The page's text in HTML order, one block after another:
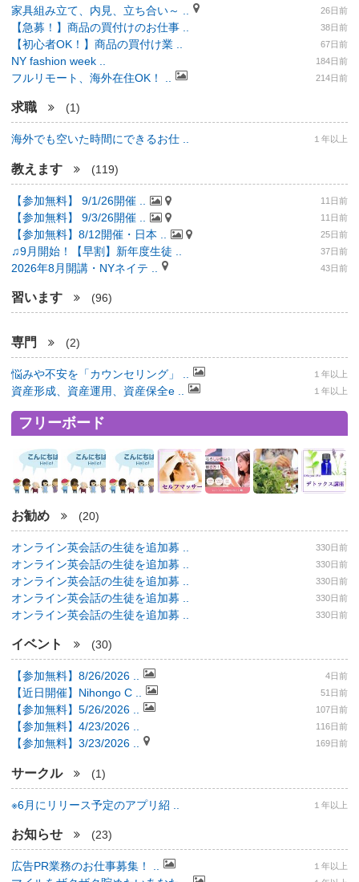
家具組み立て、内見、立ち合い～ .. 26日前
【急募！】商品の買付けのお仕事 .. 38日前
【初心者OK！】商品の買付け業 .. 67日前
NY fashion week .. 184日前
フルリモート、海外在住OK！ .. 214日前
求職 (1)
海外でも空いた時間にできるお仕 .. １年以上
教えます (119)
【参加無料】 9/1/26開催 .. 11日前
【参加無料】 9/3/26開催 .. 11日前
【参加無料】8/12開催・日本 .. 25日前
♫9月開始！【早割】新年度生徒 .. 37日前
2026年8月開講・NYネイテ .. 43日前
習います (96)
専門 (2)
悩みや不安を「カウンセリング」 .. １年以上
資産形成、資産運用、資産保全e .. １年以上
フリーボード
お勧め (20)
オンライン英会話の生徒を追加募 .. 330日前
オンライン英会話の生徒を追加募 .. 330日前
オンライン英会話の生徒を追加募 .. 330日前
オンライン英会話の生徒を追加募 .. 330日前
オンライン英会話の生徒を追加募 .. 330日前
イベント (30)
【参加無料】8/26/2026 .. 4日前
【近日開催】Nihongo C .. 51日前
【参加無料】5/26/2026 .. 107日前
【参加無料】4/23/2026 .. 116日前
【参加無料】3/23/2026 .. 169日前
サークル (1)
※6月にリリース予定のアプリ紹 .. １年以上
お知らせ (23)
広告PR業務のお仕事募集！ .. １年以上